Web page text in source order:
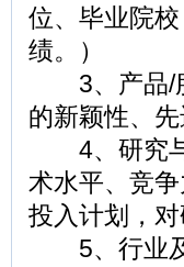
位、毕业院
绩。）
3、产品/服
的新颖性、
4、研究与
术水平、竞
投入计划，
5、行业及